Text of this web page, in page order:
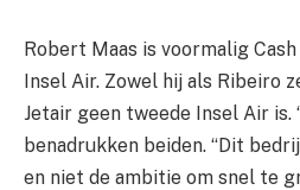
Robert Maas is voormalig
Insel Air. Zowel hij als Ribeiro
Jetair geen tweede Insel Air is.
benadrukken beiden. “Dit
en niet de ambitie om snel te